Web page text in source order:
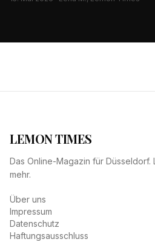
LEMON TIMES
Das Online-Magazin für Düsseldorf.
mehr.
Über uns
Impressum
Datenschutz
Haftungsausschluss